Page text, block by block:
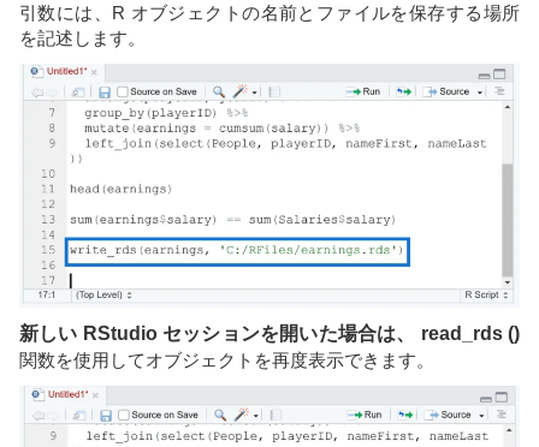
引数には、R オブジェクトの名前とファイルを保存する場所
を記述します。
新しい RStudio セッションを開いた場合は、 read_rds ()
関数を使用してオブジェクトを再度表示できます。